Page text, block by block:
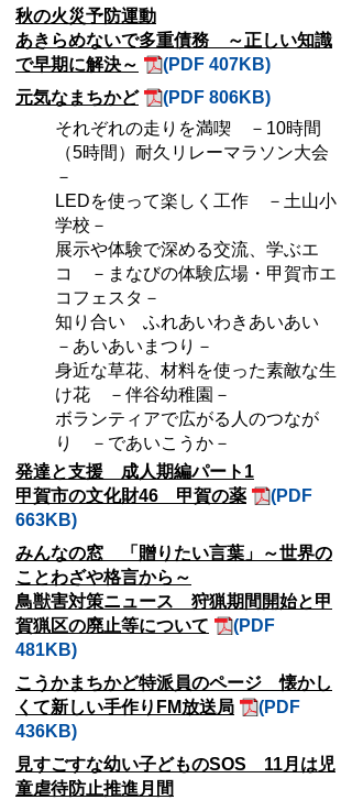
秋の火災予防運動
あきらめないで多重債務 ～正しい知識
で早期に解決～
(PDF 407KB)
元気なまちかど
(PDF 806KB)
それぞれの走りを満喫 －10時間
（5時間）耐久リレーマラソン大会
－
LEDを使って楽しく工作 －土山小
学校－
展示や体験で深める交流、学ぶエ
コ －まなびの体験広場・甲賀市エ
コフェスタ－
知り合い ふれあいわきあいあい
－あいあいまつり－
身近な草花、材料を使った素敵な生
け花 －伴谷幼稚園－
ボランティアで広がる人のつなが
り －であいこうか－
発達と支援 成人期編パート1
甲賀市の文化財46 甲賀の薬
(PDF
663KB)
みんなの窓 「贈りたい言葉」～世界の
ことわざや格言から～
鳥獣害対策ニュース 狩猟期間開始と甲
賀猟区の廃止等について
(PDF
481KB)
こうかまちかど特派員のページ 懐かし
くて新しい手作りFM放送局
(PDF
436KB)
見すごすな幼い子どものSOS 11月は児
童虐待防止推進月間